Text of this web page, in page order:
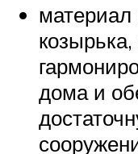
материал
дома и